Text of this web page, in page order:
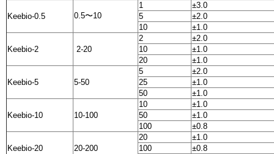
Keebio-0.5 0.5〜10
1
±3.0
5
±2.0
10
±1.0
Keebio-2 2-20
2
±2.0
10
±1.0
20
±1.0
Keebio-5 5-50
5
±2.0
25
±1.0
50
±1.0
Keebio-10 10-100
10
±1.0
50
±1.0
100
±0.8
Keebio-20 20-200
20
±1.0
100
±0.8